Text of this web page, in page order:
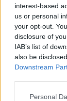
interest-based
us or personal
your opt-out.
disclosure of
IAB’s list of
also be
Downstream
Please note
Personal
trekking più
percorsi per
per